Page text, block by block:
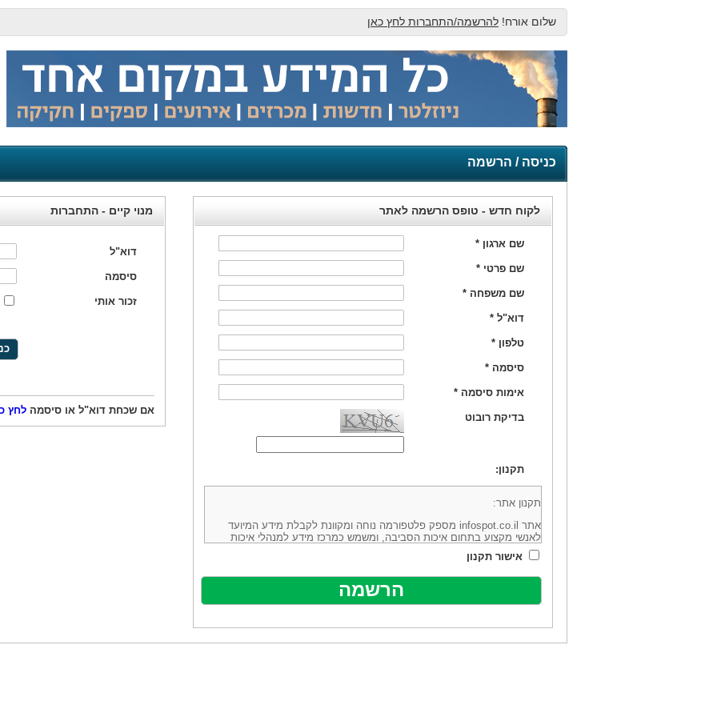
שלום אורח! להרשמה/התחברות לחץ כאן
כניסה / הרשמה
מנוי קיים - התחברות
דוא"ל
סיסמה
זכור אותי
אם שכחת דוא"ל או סיסמה לחץ
לקוח חדש - טופס הרשמה לאתר
שם ארגון *
שם פרטי *
שם משפחה *
דוא"ל *
טלפון *
סיסמה *
אימות סיסמה *
בדיקת רובוט
תקנון:
תקנון אתר:
אתר infospot.co.il מספק פלטפורמה נוחה ומקוונת לקבלת מידע המיועד
לאנשי מקצוע בתחום איכות הסביבה, ומשמש כמרכז מידע למנהלי איכות
סביבה (להלן: "המידע"). האתר בבעלותה ובניהולה של חברת יזמות וידע
מיקוד 6113102 ובדוא"ל: office@infospot.co.il (להלן: "האתר").
האתר אינו מספק את השירותים המפורסמים באתר ע"י ספקים שונים, איננו
מוכר את השירות המוצע באתר ע"י ספקים שונים, איננו מעורב במתן השירות
אלקטרונית של פרסום עבור נותני שירותים אלו. במילים אחרות, האחריות על
ביצוע העסקה בין הגולשים לבין המפרסמים נותני השירות ואיכותה מוטלת על
אישור תקנון